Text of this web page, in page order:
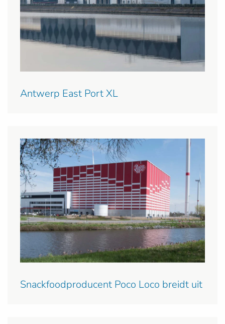
Antwerp East Port XL
Snackfoodproducent Poco Loco breidt uit